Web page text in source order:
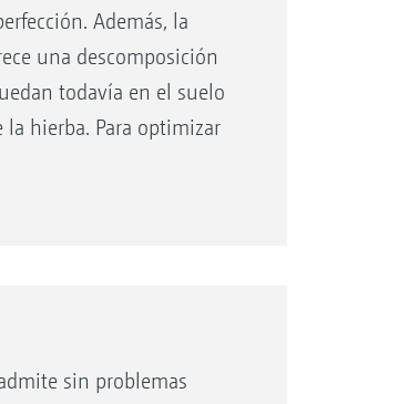
Además, la
una descomposición
todavía en el suelo
hierba. Para optimizar
de trabajo las hojas
sin problemas